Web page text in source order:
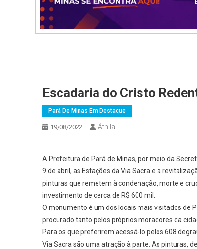
Escadaria do Cristo
Pará De Minas Em Destaque
19/08/2022 Áthila
A Prefeitura de Pará de Minas, por meio da
9 de abril, as Estações da Via Sacra e a
pinturas que remetem à condenação, morte e
investimento de cerca de R$ 600 mil.
O monumento é um dos locais mais visitados de
procurado tanto pelos próprios moradores da
Para os que preferirem acessá-lo pelos 608
Via Sacra são uma atração à parte. As pinturas,